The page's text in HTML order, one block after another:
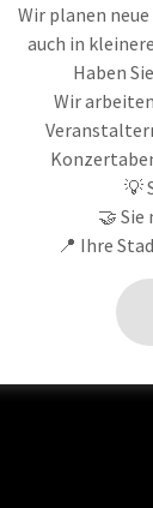
von
dazu ein,
voller Energie
Wir planen
auch in
Haben
Wir
💡
🤝
📍 Ihre